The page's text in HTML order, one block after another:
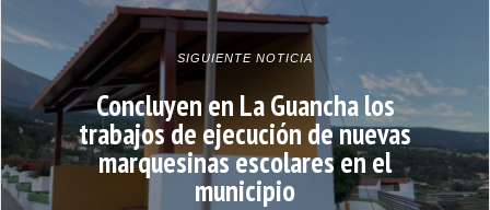
SIGUIENTE NOTICIA
Concluyen en La Guancha los
trabajos de ejecución de nuevas
marquesinas escolares en el
municipio